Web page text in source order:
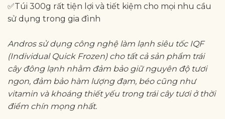
✅Túi 300g rất tiện lợi và tiết kiệm cho mọi nhu cầu
sử dụng trong gia đình
Andros sử dụng công nghệ làm lạnh siêu tốc IQF
(Individual Quick Frozen) cho tất cả sản phẩm trái
cây đông lạnh nhằm đảm bảo giữ nguyên độ tươi
ngon, đảm bảo hàm lượng đạm, béo cũng như
vitamin và khoáng thiết yếu trong trái cây tươi ở thời
điểm chín mọng nhất.